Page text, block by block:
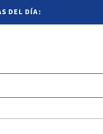
DEL DÍA: